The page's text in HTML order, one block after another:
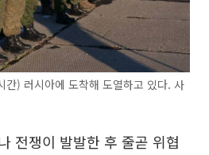
) 러시아에 도착해 도열하고 있다. 사
전쟁이 발발한 후 줄곧 위협